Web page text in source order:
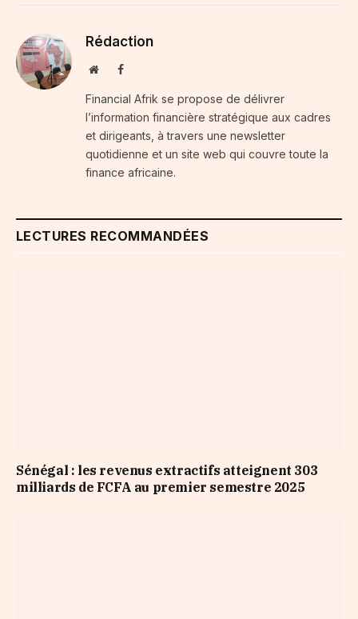
Rédaction
WebsiteFacebook
Financial Afrik se propose de délivrer
l’information financière stratégique aux cadres
et dirigeants, à travers une newsletter
quotidienne et un site web qui couvre toute la
finance africaine.
LECTURES RECOMMANDÉES
Sénégal : les revenus extractifs atteignent 303
milliards de FCFA au premier semestre 2025